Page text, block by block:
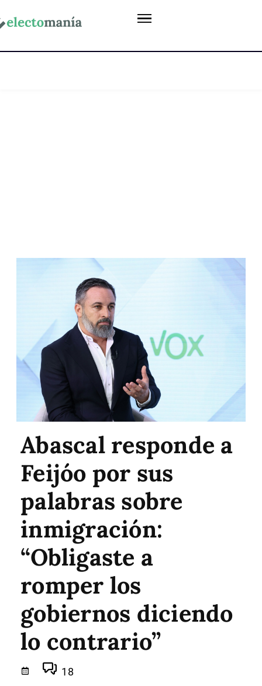
Abascal responde a
Feijóo por sus
palabras sobre
inmigración:
“Obligaste a
romper los
gobiernos diciendo
lo contrario”
18